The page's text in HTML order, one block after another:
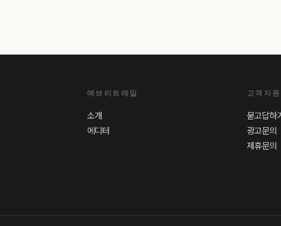
에브리트레일
소개
에디터
고객지원
묻고답하기
광고문의
제휴문의